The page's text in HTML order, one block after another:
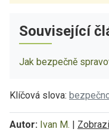
Související
Jak bezpečně
Klíčová slova:
Autor: Ivan M. |